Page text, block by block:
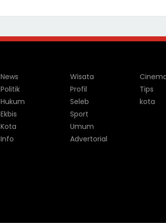
News
Politik
Hukum
Ekbis
Kota
Info
Wisata
Profil
Seleb
Sport
Umum
Advertorial
Tips
kota